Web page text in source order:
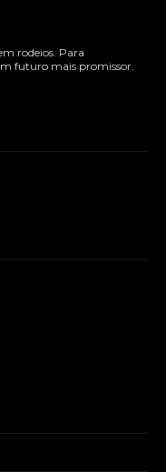
rodeios. Para
futuro mais promissor.